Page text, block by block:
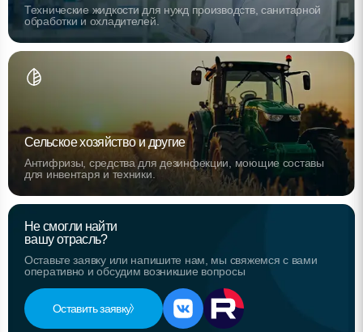
Технические жидкости для нужд производств, санитарной
обработки и охладителей.
Сельское хозяйство и другие
Антифризы, средства для дезинфекции, моющие составы
для инвентаря и техники.
Не смогли найти
вашу отрасль?
Оставьте заявку или напишите нам, мы свяжемся с вами
оперативно и обсудим возникшие вопросы
Оставить заявку